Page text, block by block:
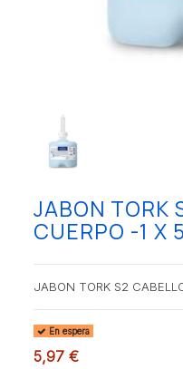
JABON TORK
CUERPO -1 X
JABON TORK S2
En espera
5,97 €